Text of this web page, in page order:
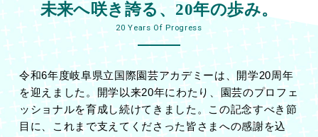
未来へ咲き誇る、20年の歩み。
20 Years Of Progress
令和6年度岐阜県立国際園芸アカデミーは、開学20周年
を迎えました。開学以来20年にわたり、園芸のプロフェ
ッショナルを育成し続けてきました。この記念すべき節
目に、これまで支えてくださった皆さまへの感謝を込